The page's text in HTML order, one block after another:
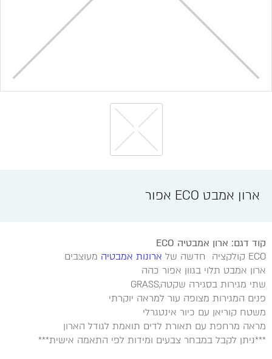
ארון אמבט ECO אפור
קוד דגם: ארון אמבטיה ECO
ECO קולקציה חדשה של
ארונות אמבטיה מעוצבים
ארון אמבט תלוי בגוון אפור כהה
שתי מגירות בסגירה שקטה,GRASS
פנים המגירות מצופה עור למראה יוקרתי
משטח קוריאן עם כיור אינטגרלי
מראה מרחפת עם תאורת לדים תואמת לגודל הארון
***ניתן לקבל במבחר צבעים ומידות לפי התאמה אישית***